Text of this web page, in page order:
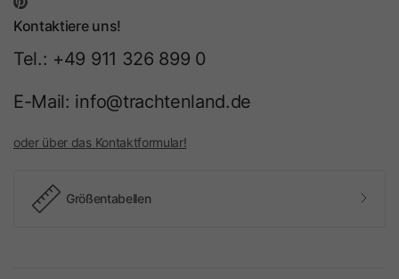
Kontaktiere uns!
Tel.: +49 911 326 899 0
E-Mail: info@trachtenland.de
oder über das Kontaktformular!
Größentabellen